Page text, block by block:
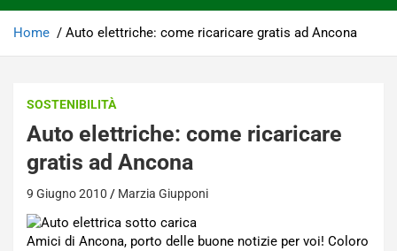
Home Auto elettriche: come ricaricare gratis ad Ancona
SOSTENIBILITÀ
Auto elettriche: come ricaricare
gratis ad Ancona
9 Giugno 2010 Marzia Giupponi
Amici di Ancona, porto delle buone notizie per voi! Coloro